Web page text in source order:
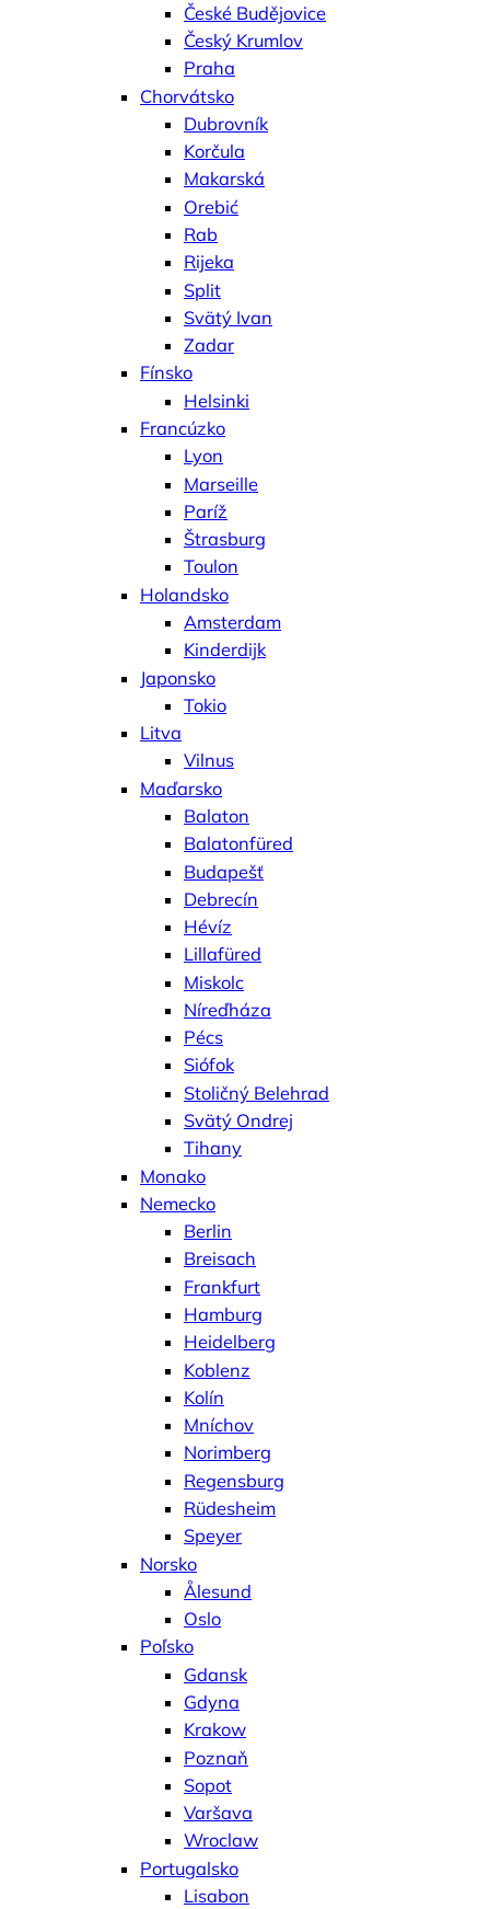
České Budějovice
Český Krumlov
Praha
Chorvátsko
Dubrovník
Korčula
Makarská
Orebić
Rab
Rijeka
Split
Svätý Ivan
Zadar
Fínsko
Helsinki
Francúzko
Lyon
Marseille
Paríž
Štrasburg
Toulon
Holandsko
Amsterdam
Kinderdijk
Japonsko
Tokio
Litva
Vilnus
Maďarsko
Balaton
Balatonfüred
Budapešť
Debrecín
Hévíz
Lillafüred
Miskolc
Níreďháza
Pécs
Siófok
Stoličný Belehrad
Svätý Ondrej
Tihany
Monako
Nemecko
Berlin
Breisach
Frankfurt
Hamburg
Heidelberg
Koblenz
Kolín
Mníchov
Norimberg
Regensburg
Rüdesheim
Speyer
Norsko
Ålesund
Oslo
Poľsko
Gdansk
Gdyna
Krakow
Poznaň
Sopot
Varšava
Wroclaw
Portugalsko
Lisabon